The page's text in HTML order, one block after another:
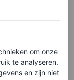
om onze
te analyseren.
en zijn niet